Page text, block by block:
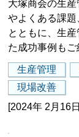
大塚商会の生
やよくある課
とともに、生
た成功事例もご
生産管理
現場改善
[2024年 2月16